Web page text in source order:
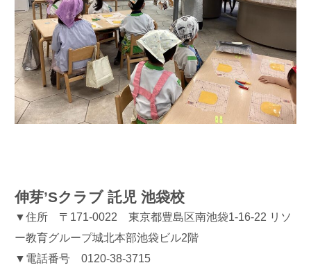
伸芽’Sクラブ 託児 池袋校
▼住所 〒171-0022 東京都豊島区南池袋1-16-22 リソ
ー教育グループ城北本部池袋ビル2階
▼電話番号 0120-38-3715